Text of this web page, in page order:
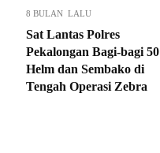
8 BULAN LALU
Sat Lantas Polres
Pekalongan Bagi-bagi 50
Helm dan Sembako di
Tengah Operasi Zebra